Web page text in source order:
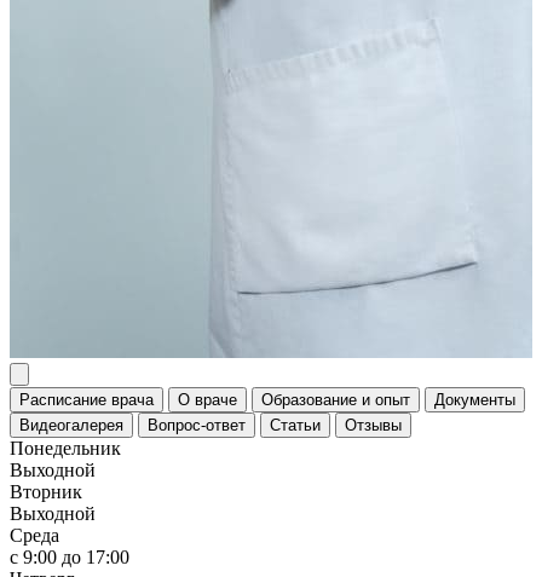
Расписание врача О враче Образование и опыт
Документы
Видеогалерея
Вопрос-ответ Статьи Отзывы
Понедельник
Выходной
Вторник
Выходной
Среда
c 9:00 до 17:00